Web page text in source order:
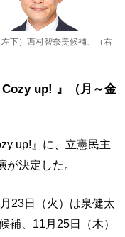
下）西村智奈美候補、（右
up! 』（月～金
up!』に、立憲民主
決定した。
23日（火）は泉健太
補、11月25日（木）